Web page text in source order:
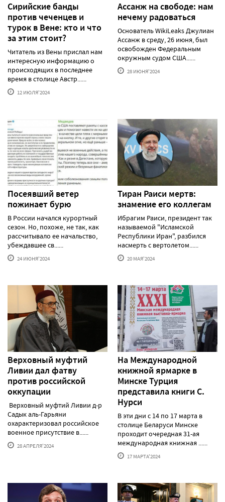
Сирийские банды
против чеченцев и
турок в Вене: кто и что
за этим стоит?
Читатель из Вены прислал нам
интересную информацию о
происходящих в последнее
время в столице Австр......
12 ИЮЛЯ'2024
Ассанж на свободе: нам
нечему радоваться
Основатель WikiLeaks Джулиан
Ассанж в среду, 26 июня, был
освобожден Федеральным
окружным судом США......
28 ИЮНЯ'2024
Посеявший ветер
пожинает бурю
В России начался курортный
сезон. Но, похоже, не так, как
рассчитывало ее начальство,
убеждавшее св......
24 ИЮНЯ'2024
Тиран Раиси мертв:
знамение его коллегам
Ибрагим Раиси, президент так
называемой "Исламской
Республики Иран", разбился
насмерть с вертолетом......
20 МАЯ'2024
Верховный муфтий
Ливии дал фатву
против российской
оккупации
Верховный муфтий Ливии д-р
Садык аль-Гарьяни
охарактеризовал российское
военное присутствие в......
28 АПРЕЛЯ'2024
На Международной
книжной ярмарке в
Минске Турция
представила книги С.
Нурси
В эти дни с 14 по 17 марта в
столице Беларуси Минске
проходит очередная 31-ая
международная книжная ......
17 МАРТА'2024